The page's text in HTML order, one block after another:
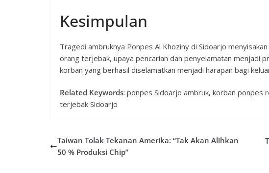
Kesimpulan
Tragedi ambruknya Ponpes Al Khoziny di Sidoarjo
orang terjebak, upaya pencarian dan penyelamatan menjadi
korban yang berhasil diselamatkan menjadi harapan bagi
Related Keywords: ponpes Sidoarjo ambruk, korban ponpes
terjebak Sidoarjo
Taiwan Tolak Tekanan Amerika: “Tak Akan Alihkan
50 % Produksi Chip”